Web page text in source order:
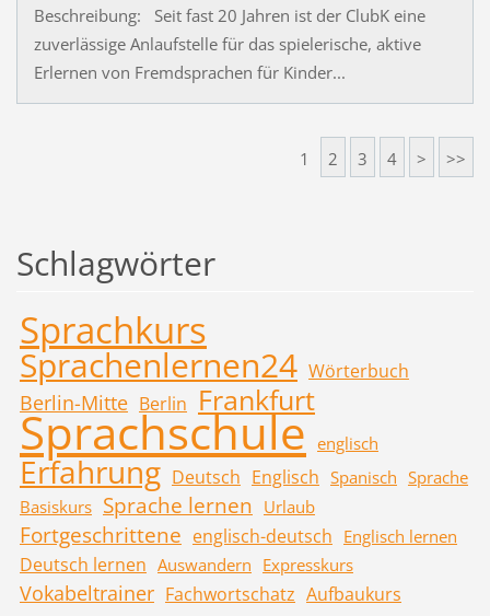
Beschreibung: Seit fast 20 Jahren ist der ClubK eine
zuverlässige Anlaufstelle für das spielerische, aktive
Erlernen von Fremdsprachen für Kinder...
1 2 3 4 > >>
Schlagwörter
Sprachkurs
Sprachenlernen24 Wörterbuch
Berlin-Mitte Berlin Frankfurt
Sprachschule englisch
Erfahrung Deutsch Englisch Spanisch Sprache
Basiskurs Sprache lernen Urlaub
Fortgeschrittene englisch-deutsch Englisch lernen
Deutsch lernen Auswandern Expresskurs
Vokabeltrainer Fachwortschatz Aufbaukurs